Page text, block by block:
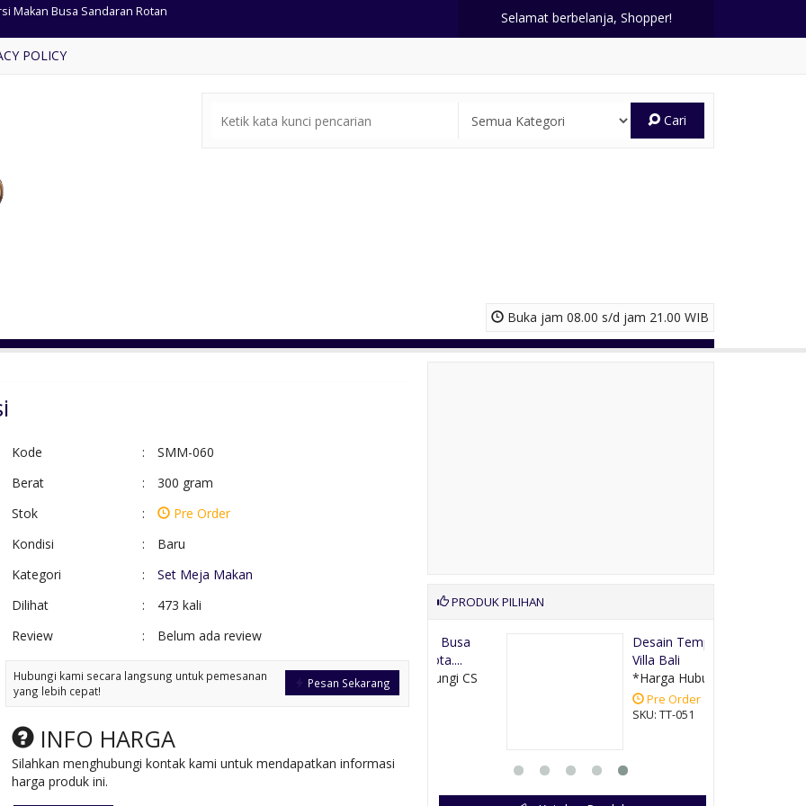
Jam Hias Warna Putih
Tidur Minimalis Kayu Jati
Pakaian Pintu 6 Mewah
Tv Retro Jati Terbaru
Selamat berbelanja, Shopper!
POLICY
Cari
Buka jam 08.00 s/d jam 21.00 WIB
Kode :
SMM-060
Berat
:
300 gram
Stok
:
Pre Order
Kondisi
:
Baru
Kategori
:
Set Meja Makan
Dilihat
:
473 kali
Review
: Belum ada review
Pesan Sekarang
Hubungi kami secara langsung untuk pemesanan
yang lebih cepat!
INFO HARGA
Silahkan menghubungi kontak kami untuk mendapatkan informasi
harga produk ini.
PRODUK PILIHAN
Kursi Makan
*Harga Hubungi CS
Pre Order
*Harga Hubungi CS
Pre Order
Desain Tempat Tidur
*Harga Hubungi CS
Pre Order